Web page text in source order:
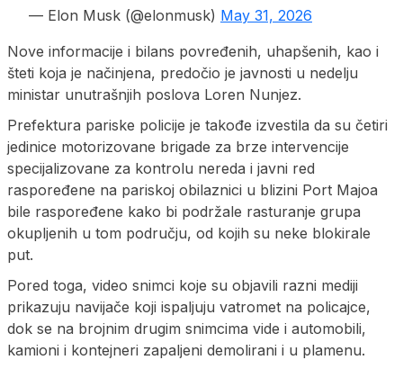
— Elon Musk (@elonmusk) May 31, 2026
Nove informacije i bilans povređenih, uhapšenih, kao i
šteti koja je načinjena, predočio je javnosti u nedelju
ministar unutrašnjih poslova Loren Nunjez.
Prefektura pariske policije je takođe izvestila da su četiri
jedinice motorizovane brigade za brze intervencije
specijalizovane za kontrolu nereda i javni red
raspoređene na pariskoj obilaznici u blizini Port Majoa
bile raspoređene kako bi podržale rasturanje grupa
okupljenih u tom području, od kojih su neke blokirale
put.
Pored toga, video snimci koje su objavili razni mediji
prikazuju navijače koji ispaljuju vatromet na policajce,
dok se na brojnim drugim snimcima vide i automobili,
kamioni i kontejneri zapaljeni demolirani i u plamenu.